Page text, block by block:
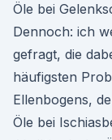
Öle bei
Dennoch: ich
gefragt, die
häufigsten
Ellenbogens,
Öle bei